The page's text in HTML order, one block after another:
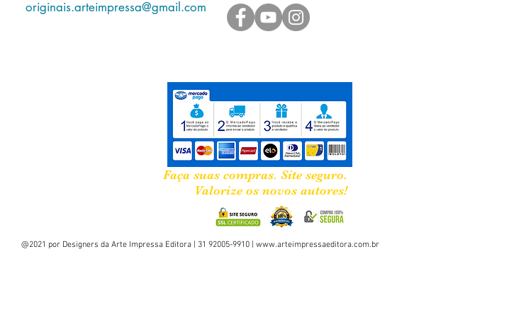
história do tempo, um dos livros mais
importantes do século XX.
CONSERVAÇÃO
14X21CM
144 PÁG
originais.arteimpressa@gmail.com
Faça suas compras. Site seguro.
Valorize os novos autores!
@2021 por Designers da Arte Impressa Editora | 31 92005-9910 | www.arteimpressaeditora.com.br